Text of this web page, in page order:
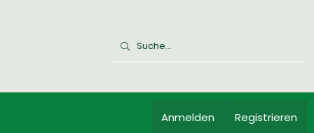
Anmelden Registrieren